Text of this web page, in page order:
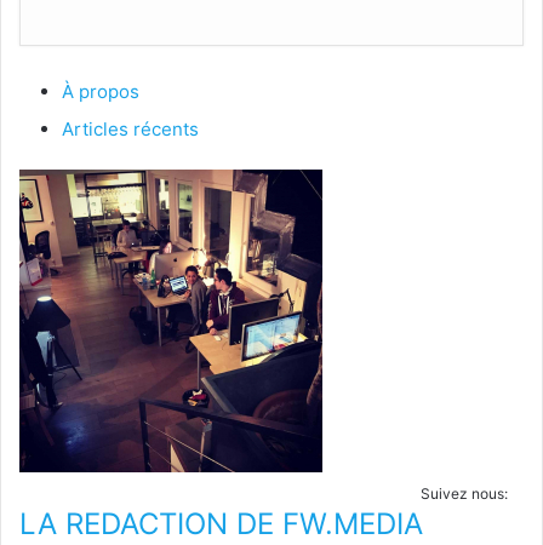
À propos
Articles récents
Suivez nous:
LA REDACTION DE FW.MEDIA